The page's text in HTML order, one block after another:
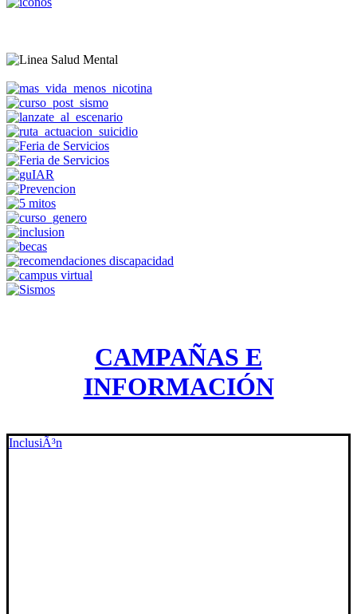
CAMPAÑAS E
INFORMACIÓN
InclusiÃ³n